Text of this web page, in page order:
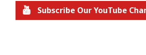
Subscribe Our YouTube